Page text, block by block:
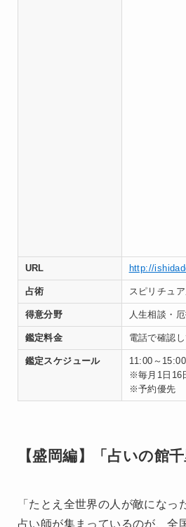
URL http://
占術 スピリチュ
得意分野 人生相談・
鑑定料金 電話で確認し
鑑定スケジュール
11:00～15:00
※毎月1日16
※予約優先
【盛岡編】「占いの館
「たとえ全世界の人が敵にな
占い師が集まっているのが、全